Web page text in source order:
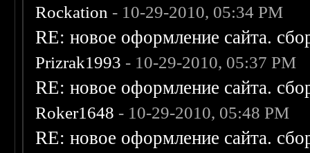
Rockation - 10-29-2010, 05:34 PM
RE: новое оформление сайта.
Prizrak1993 - 10-29-2010, 05:37 PM
RE: новое оформление сайта.
Roker1648 - 10-29-2010, 05:48 PM
RE: новое оформление сайта.